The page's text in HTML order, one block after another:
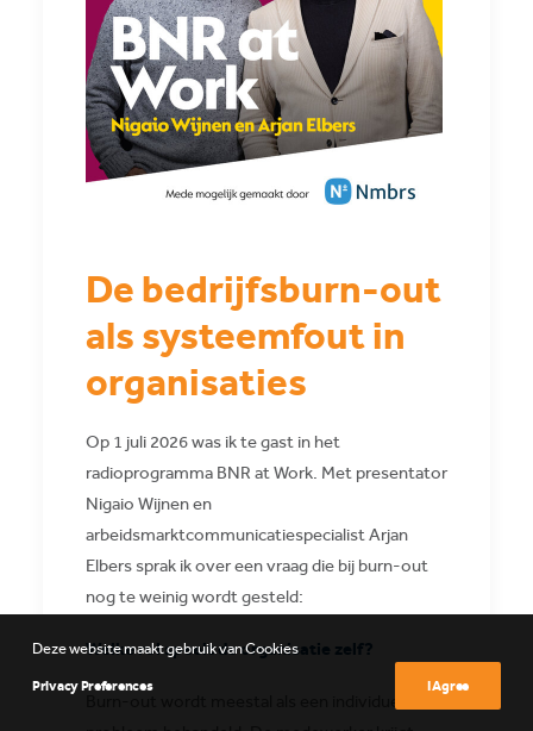
De bedrijfsburn-out
als systeemfout in
organisaties
Op 1 juli 2026 was ik te gast in het
radioprogramma BNR at Work. Met presentator
Nigaio Wijnen en
arbeidsmarktcommunicatiespecialist Arjan
Elbers sprak ik over een vraag die bij burn-out
nog te weinig wordt gesteld:
Welke rol speelt de organisatie zelf?
Deze website maakt gebruik van Cookies
Privacy Preferences I Agree